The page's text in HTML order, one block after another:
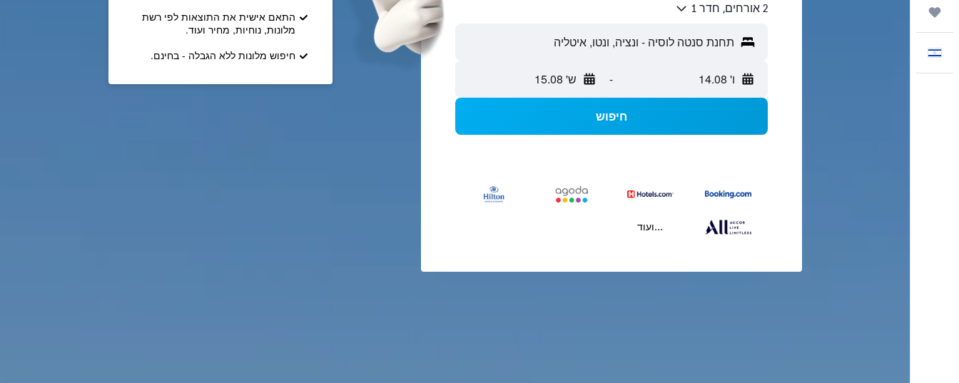
2 אורחים, חדר 1
ו' 14.08 - ש' 15.08
חיפוש
...ועוד
התאם אישית את התוצאות לפי רשת
מלונות, נוחיות, מחיר ועוד.
חיפוש מלונות ללא הגבלה - בחינם.